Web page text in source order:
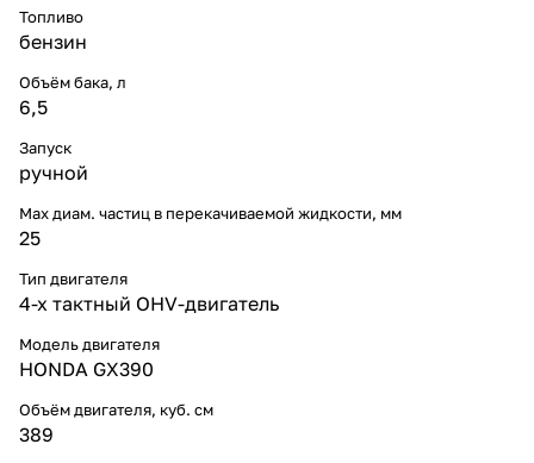
Топливо
бензин
Объём бака, л
6,5
Запуск
ручной
Max диам. частиц в перекачиваемой жидкости, мм
25
Тип двигателя
4-х тактный OHV-двигатель
Модель двигателя
HONDA GX390
Объём двигателя, куб. см
389